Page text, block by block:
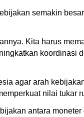
semakin
Kita harus
koordinasi
agar arah
nilai tukar
antara